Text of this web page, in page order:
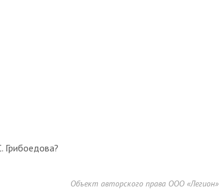
Грибоедова?
Объект авторского права ООО «Легион»